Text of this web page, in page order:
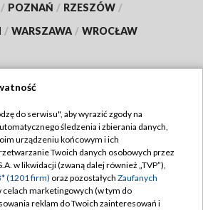
/ POZNAŃ / RZESZÓW /
/ WARSZAWA / WROCŁAW
TVP
TVP
Regulamin TVP
prywatności
Moje zgody
do serwisu", aby wyrazić zgody na
śledzenia i zbierania danych,
urządzeniu końcowym i ich
Twoich danych osobowych przez
w likwidacji (zwaną dalej również „TVP”),
(1201 firm) oraz pozostałych Zaufanych
celach marketingowych (w tym do
reklam do Twoich zainteresowań i